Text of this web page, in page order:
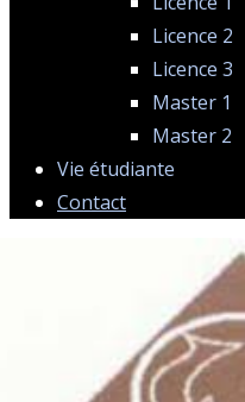
Licence 2
Licence 3
Master 1
Master 2
Vie étudiante
Contact